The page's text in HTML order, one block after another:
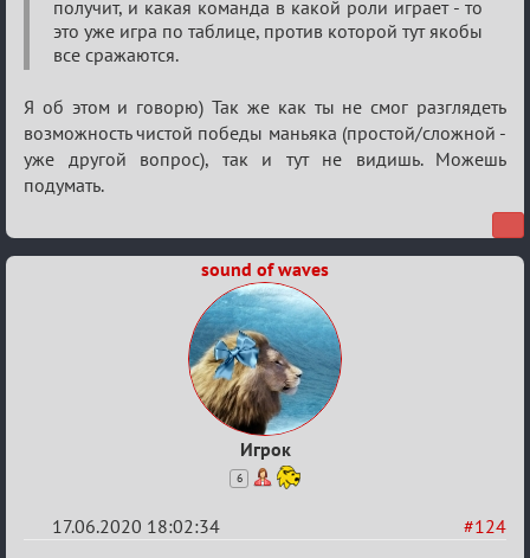
получит, и какая команда в какой роли играет - то
это уже игра по таблице, против которой тут якобы
все сражаются.
Я об этом и говорю) Так же как ты не смог разглядеть
возможность чистой победы маньяка (простой/сложной -
уже другой вопрос), так и тут не видишь. Можешь
подумать.
sound of waves
Игрок
6
#124
17.06.2020 18:02:34